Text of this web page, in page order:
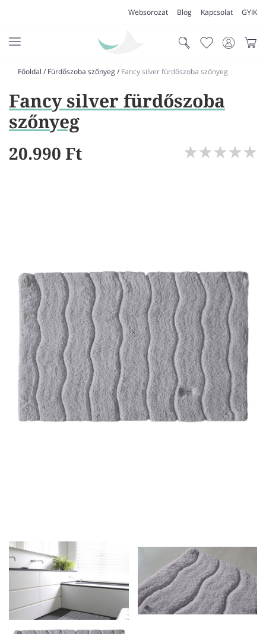
Websorozat Blog Kapcsolat GYIK
AKCIÓK
SZŐNYEG
LÁBTÖRLŐ
FÜRDŐSZOBA SZŐNYEG
AJÁNDÉK ÖTLETEK
VINYL FALBURKOLAT
Főoldal / Fürdőszoba szőnyeg/ Fancy silver fürdőszoba szőnyeg
Fancy silver fürdőszoba
szőnyeg
20.990 Ft